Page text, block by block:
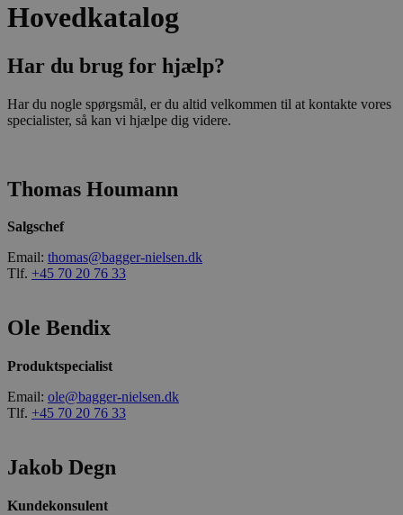
Hovedkatalog
Har du brug for hjælp?
Har du nogle spørgsmål, er du altid velkommen til at kontakte vores
specialister, så kan vi hjælpe dig videre.
Thomas Houmann
Salgschef
Email: thomas@bagger-nielsen.dk
Tlf. +45 70 20 76 33
Ole Bendix
Produktspecialist
Email: ole@bagger-nielsen.dk
Tlf. +45 70 20 76 33
Jakob Degn
Kundekonsulent